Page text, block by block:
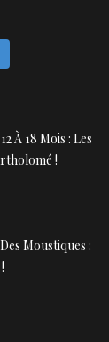
À 18 Mois : Les
!
Moustiques :